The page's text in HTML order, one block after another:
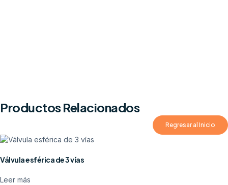
Productos Relacionados
Regresar al Inicio
Válvula esférica de 3 vías
Leer más